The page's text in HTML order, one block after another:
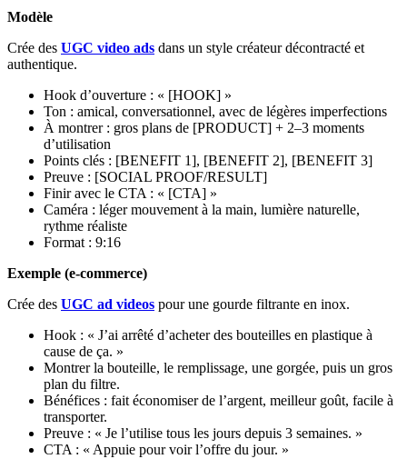
Modèle
Crée des UGC video ads dans un style créateur décontracté et
authentique.
Hook d’ouverture : « [HOOK] »
Ton : amical, conversationnel, avec de légères imperfections
À montrer : gros plans de [PRODUCT] + 2–3 moments
d’utilisation
Points clés : [BENEFIT 1], [BENEFIT 2], [BENEFIT 3]
Preuve : [SOCIAL PROOF/RESULT]
Finir avec le CTA : « [CTA] »
Caméra : léger mouvement à la main, lumière naturelle,
rythme réaliste
Format : 9:16
Exemple (e‑commerce)
Crée des UGC ad videos pour une gourde filtrante en inox.
Hook : « J’ai arrêté d’acheter des bouteilles en plastique à
cause de ça. »
Montrer la bouteille, le remplissage, une gorgée, puis un gros
plan du filtre.
Bénéfices : fait économiser de l’argent, meilleur goût, facile à
transporter.
Preuve : « Je l’utilise tous les jours depuis 3 semaines. »
CTA : « Appuie pour voir l’offre du jour. »